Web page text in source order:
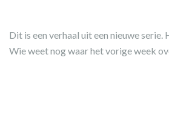
Dit is een verhaal uit een nieuwe serie.
Wie weet nog waar het vorige week